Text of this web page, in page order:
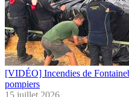
[VIDÉO] Incendies de
pompiers
15 juillet 2026